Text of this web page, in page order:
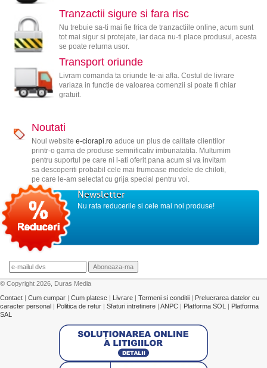
Tranzactii sigure si fara risc
Nu trebuie sa-ti mai fie frica de tranzactiile online, acum sunt
tot mai sigur si protejate, iar daca nu-ti place produsul, acesta
se poate returna usor.
Transport oriunde
Livram comanda ta oriunde te-ai afla. Costul de livrare
variaza in functie de valoarea comenzii si poate fi chiar
gratuit.
Noutati
Noul website e-ciorapi.roaduce un plus de calitate clientilor
printr-o gama de produse semnificativ imbunatatita. Multumim
pentru suportul pe care ni l-ati oferit pana acum si va invitam
sa descoperiti probabil cele mai frumoase modele de chiloti,
pe care le-am selectat cu grija special pentru voi.
Newsletter
Nu rata reducerile si cele mai noi produse!
© Copyright 2026, Duras Media
Contact | Cum cumpar | Cum platesc | Livrare | Termeni si conditii | Prelucrarea datelor cu
caracter personal | Politica de retur | Sfaturi intretinere | ANPC | Platforma SOL | Platforma
SAL